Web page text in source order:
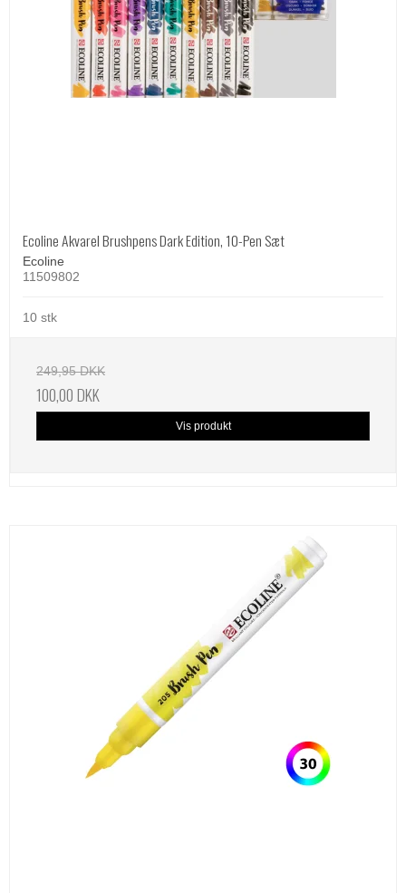
Ecoline Akvarel Brushpens Dark Edition, 10-Pen Sæt
Ecoline
11509802
10 stk
249,95 DKK
100,00 DKK
Vis produkt